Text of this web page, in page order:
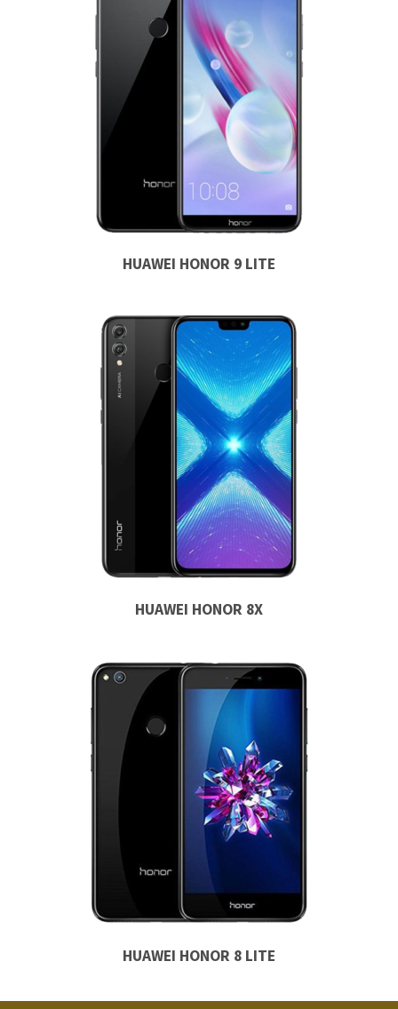
HUAWEI HONOR 9 LITE
HUAWEI HONOR 8X
HUAWEI HONOR 8 LITE